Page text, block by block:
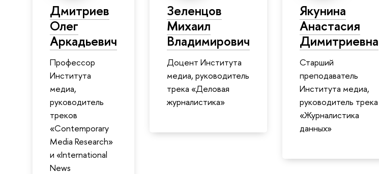
Дмитриев
Олег
Аркадьевич
Профессор
Института
медиа,
руководитель
треков
«Contemporary
Media Research»
и «International
News
Зеленцов
Михаил
Владимирович
Доцент Института
медиа, руководитель
трека «Деловая
журналистика»
Якунина
Анастасия
Димитриевна
Старший
преподаватель
Института медиа,
руководитель трека
«Журналистика
данных»